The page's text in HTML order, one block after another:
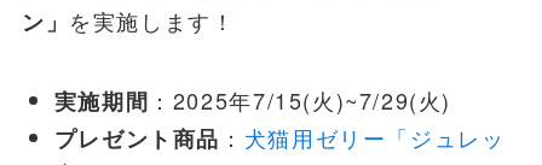
ン」 を実施します！
実施期間 ：2025年7/15(火)~7/29(火)
プレゼント商品 ： 犬猫用ゼリー「ジュレッ